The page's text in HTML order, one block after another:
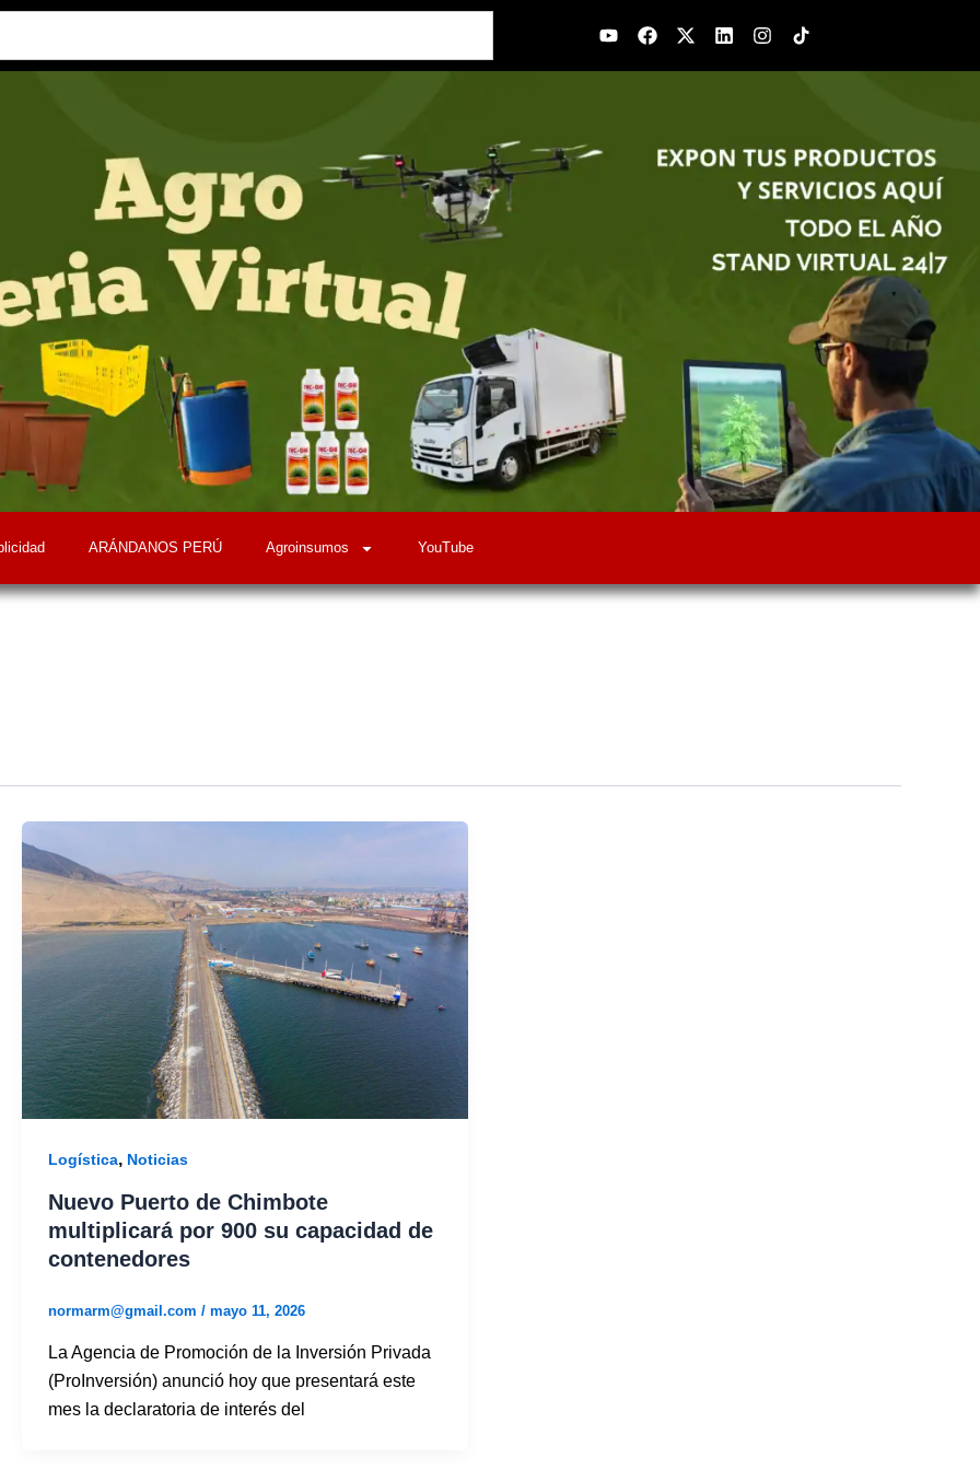
YoutubeFacebook
X-
twitter
LinkedinInstagram
ARÁNDANOS PERÚ Agroinsumos YouTube
Logística, Noticias
Nuevo Puerto de Chimbote
multiplicará por 900 su capacidad de
contenedores
normarm@gmail.com / mayo 11, 2026
La Agencia de Promoción de la Inversión Privada
(ProInversión) anunció hoy que presentará este
mes la declaratoria de interés del